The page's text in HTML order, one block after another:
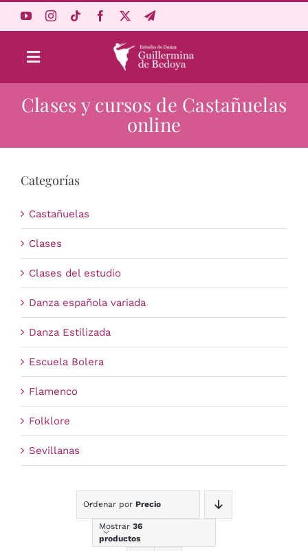
Toggle
Navigation
Aprende Online
Estudio
Carrito
Clases y cursos de Castañuelas
online
Categorías
Castañuelas
Clases
Clases del estudio
Danza española variada
Danza Estilizada
Escuela Bolera
Flamenco
Folklore
Sevillanas
Ordenar por Precio
Mostrar 36
productos